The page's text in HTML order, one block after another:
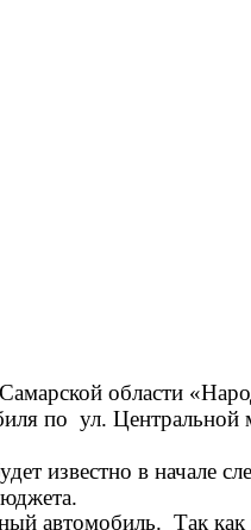
области
по ул.
известно в начале
автомобиль. Так как